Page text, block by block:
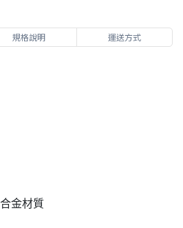
規格說明 運送方式
金材質